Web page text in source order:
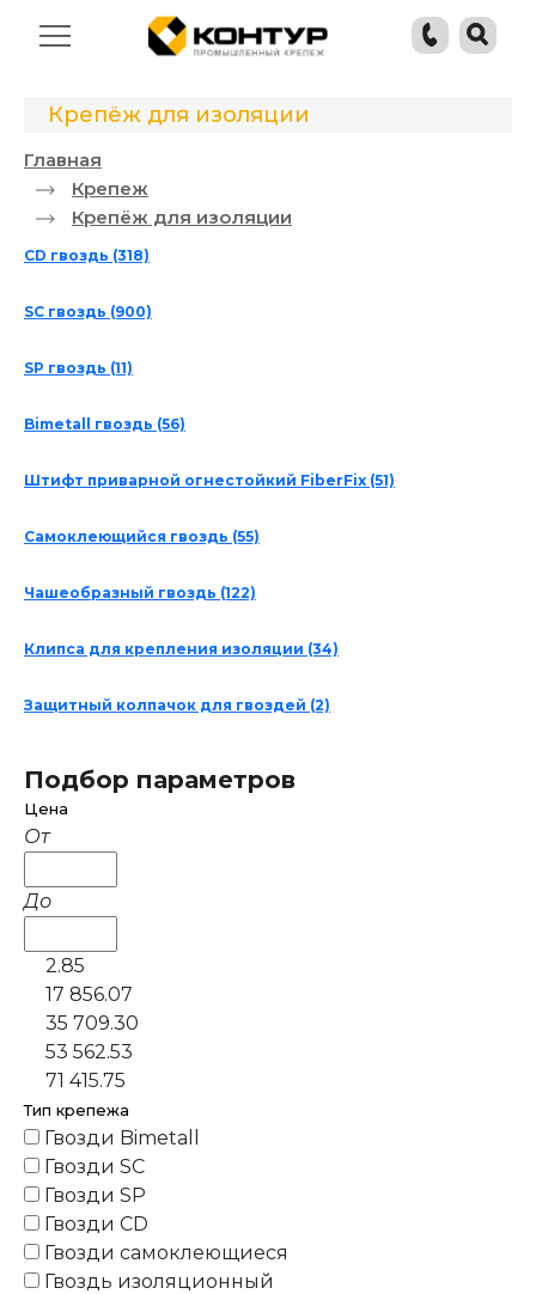
Крепёж для изоляции
Главная
Крепеж
Крепёж для изоляции
СD гвоздь (318)
SC гвоздь (900)
SP гвоздь (11)
Bimetall гвоздь (56)
Штифт приварной огнестойкий FiberFix (51)
Самоклеющийся гвоздь (55)
Чашеобразный гвоздь (122)
Клипса для крепления изоляции (34)
Защитный колпачок для гвоздей (2)
Подбор параметров
Цена
От
До
2.85
17 856.07
35 709.30
53 562.53
71 415.75
Тип крепежа
Гвозди Bimetall
Гвозди SC
Гвозди SP
Гвозди СD
Гвозди самоклеющиеся
Гвоздь изоляционный